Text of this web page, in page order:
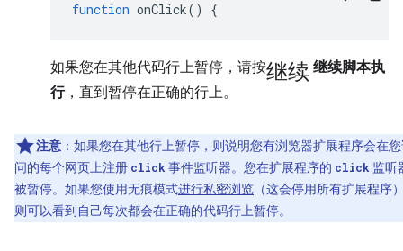
function onClick() {
如果您在其他代码行上暂停，请按继续 继续脚本执
行，直到暂停在正确的行上。
注意 ：如果您在其他行上暂停，则说明您有浏览器扩展程序会在
问的每个网页上注册 click 事件监听器。您在扩展程序的 click 监听
被暂停。如果您使用无痕模式进行私密浏览 （这会停用所有扩展程序
则可以看到自己每次都会在正确的代码行上暂停。